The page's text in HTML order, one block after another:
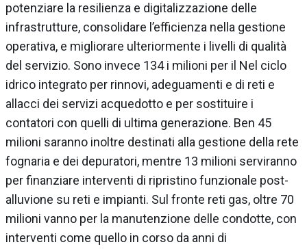
potenziare la resilienza e digitalizzazione delle
infrastrutture, consolidare l’efficienza nella gestione
operativa, e migliorare ulteriormente i livelli di qualità
del servizio. Sono invece 134 i milioni per il Nel ciclo
idrico integrato per rinnovi, adeguamenti e di reti e
allacci dei servizi acquedotto e per sostituire i
contatori con quelli di ultima generazione. Ben 45
milioni saranno inoltre destinati alla gestione della rete
fognaria e dei depuratori, mentre 13 milioni serviranno
per finanziare interventi di ripristino funzionale post-
alluvione su reti e impianti. Sul fronte reti gas, oltre 70
milioni vanno per la manutenzione delle condotte, con
interventi come quello in corso da anni di